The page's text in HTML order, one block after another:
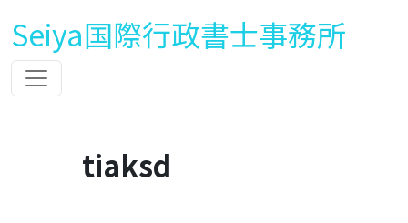
Seiya国際行政書士事務所
tiaksd